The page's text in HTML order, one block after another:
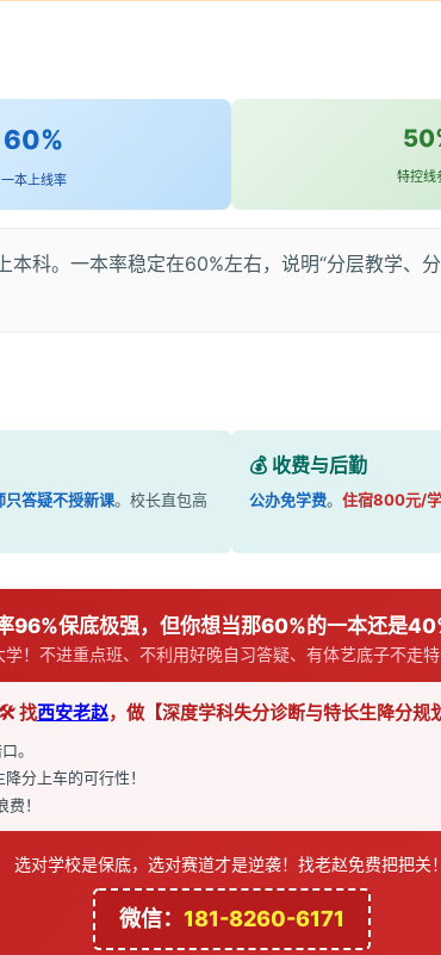
60%
一本上线率 特控线
科。一本率稳定在60%左右，说明“分层教学、
只答疑不授新课。校长直包高
💰 收费与后勤
公办免学费。 住宿800元/
96%保底极强，但你想当那60%的一本还是
！不进重点班、不利用好晚自习答疑、有体艺底子不走
🛠️ 找西安老赵，做【深度学科失分诊断与特长生降分规划
。
分上车的可行性！
！
选对学校是保底，选对赛道才是逆袭！找老赵免费把把关！
微信： 181-8260-6171